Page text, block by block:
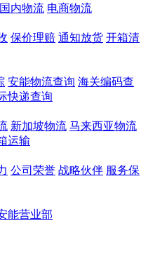
内物流 电商物流
保价理赔 通知放货 开箱清
安能物流查询 海关编码查
快递查询
新加坡物流 马来西亚物流
运输
公司荣誉 战略伙伴 服务保
能营业部